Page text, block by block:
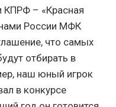
КПРФ – «Красная
России МФК
что самых
отбирать в
наш юный игрок
в конкурсе